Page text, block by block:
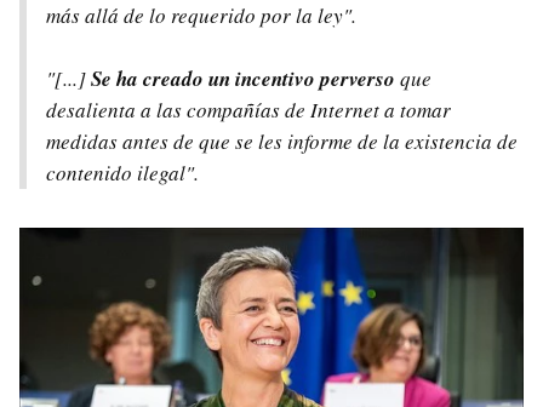
más allá de lo requerido por la ley".
"[...]Se ha creado un incentivo perverso que
desalienta a las compañías de Internet a tomar
medidas antes de que se les informe de la existencia de
contenido ilegal".